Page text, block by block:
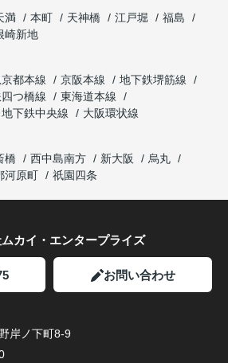
満 本町 天神橋 江戸堀
福島
崎新地
京都本線 京阪本線
地下鉄堺筋線
つ橋線
東海道本線
地下鉄中央線
大阪環状線
橋 西中島南方 新大阪
烏丸
河原町 祇園四条
カイ・エンタープライズ
お問い合わせ
岸ノ下町8-9